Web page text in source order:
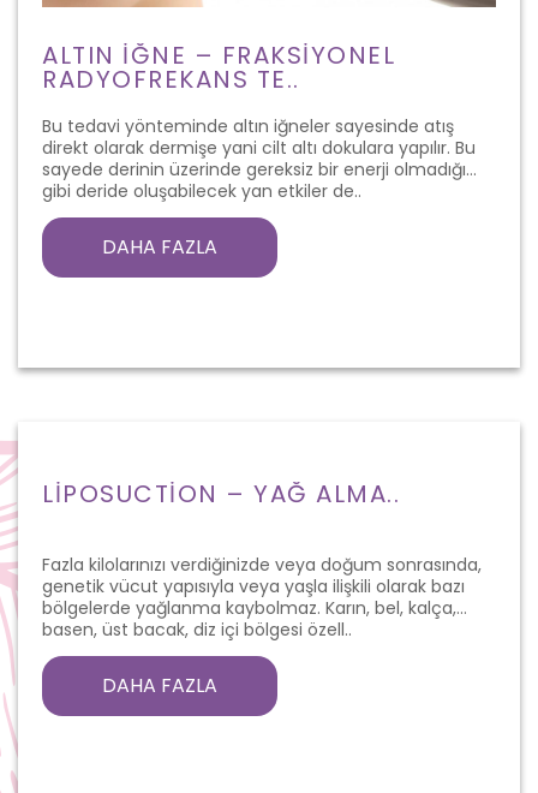
ALTIN İĞNE – FRAKSIYONEL
RADYOFREKANS TE..
Bu tedavi yönteminde altın iğneler sayesinde atış
direkt olarak dermişe yani cilt altı dokulara yapılır. Bu
sayede derinin üzerinde gereksiz bir enerji olmadığı
gibi deride oluşabilecek yan etkiler de..
DAHA FAZLA
LIPOSUCTION – YAĞ ALMA..
Fazla kilolarınızı verdiğinizde veya doğum sonrasında,
genetik vücut yapısıyla veya yaşla ilişkili olarak bazı
bölgelerde yağlanma kaybolmaz. Karın, bel, kalça,
basen, üst bacak, diz içi bölgesi özell..
DAHA FAZLA